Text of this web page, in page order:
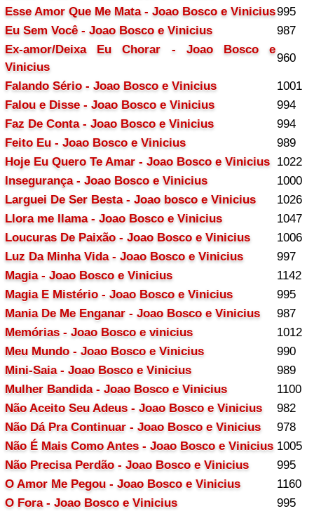
Esse Amor Que Me Mata - Joao Bosco e Vinicius995
Eu Sem Você - Joao Bosco e Vinicius
987
Ex-amor/Deixa Eu Chorar - Joao Bosco e
Vinicius
960
Falando Sério - Joao Bosco e Vinicius
1001
Falou e Disse - Joao Bosco e Vinicius
994
Faz De Conta - Joao Bosco e Vinicius
994
Feito Eu - Joao Bosco e Vinicius
989
Hoje Eu Quero Te Amar - Joao Bosco e Vinicius 1022
Insegurança - Joao Bosco e Vinicius
1000
Larguei De Ser Besta - Joao bosco e Vinicius
1026
Llora me llama - Joao Bosco e Vinicius
1047
Loucuras De Paixão - Joao Bosco e Vinicius
1006
Luz Da Minha Vida - Joao Bosco e Vinicius
997
Magia - Joao Bosco e Vinicius
1142
Magia E Mistério - Joao Bosco e Vinicius
995
Mania De Me Enganar - Joao Bosco e Vinicius
987
Memórias - Joao Bosco e vinicius
1012
Meu Mundo - Joao Bosco e Vinicius
990
Mini-Saia - Joao Bosco e Vinicius
989
Mulher Bandida - Joao Bosco e Vinicius
1100
Não Aceito Seu Adeus - Joao Bosco e Vinicius
982
Não Dá Pra Continuar - Joao Bosco e Vinicius
978
Não É Mais Como Antes - Joao Bosco e Vinicius 1005
Não Precisa Perdão - Joao Bosco e Vinicius
995
O Amor Me Pegou - Joao Bosco e Vinicius
1160
O Fora - Joao Bosco e Vinicius
995